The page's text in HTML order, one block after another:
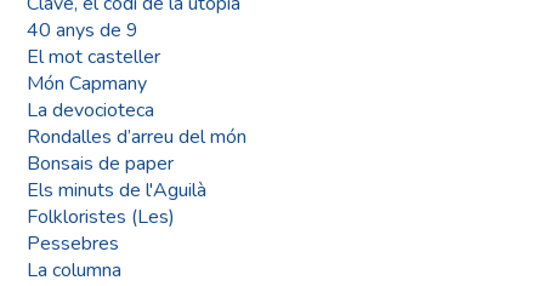
40 anys de 9
El mot casteller
Món Capmany
La devocioteca
Rondalles d’arreu del món
Bonsais de paper
Els minuts de l'Aguilà
Folkloristes (Les)
Pessebres
La columna